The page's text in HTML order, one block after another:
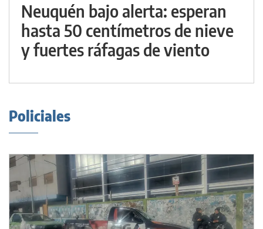
Neuquén bajo alerta: esperan
hasta 50 centímetros de nieve
y fuertes ráfagas de viento
Policiales